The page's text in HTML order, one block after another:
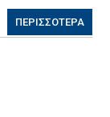
ΠΕΡΙΣΣΟΤΕΡΑ